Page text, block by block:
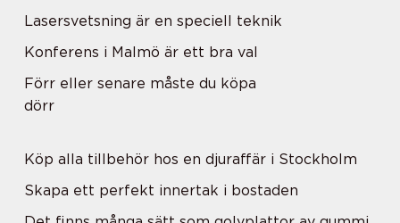
Lasersvetsning är en speciell teknik
Konferens i Malmö är ett bra val
Förr eller senare måste du köpa
dörr
Köp alla tillbehör hos en djuraffär i Stockholm
Skapa ett perfekt innertak i bostaden